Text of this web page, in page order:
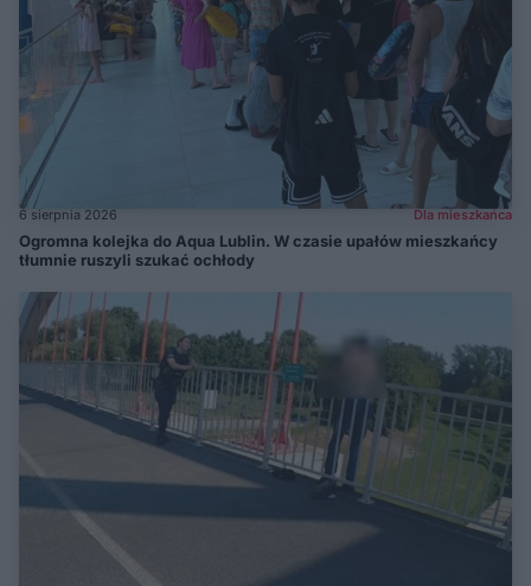
6 sierpnia 2026 Dla mieszkańca
Ogromna kolejka do Aqua Lublin. W czasie upałów mieszkańcy
tłumnie ruszyli szukać ochłody